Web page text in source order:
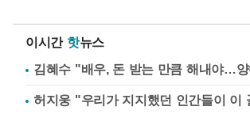
이시간 핫뉴스
김혜수 "배우, 돈 받는 만큼 해내야…
허지웅 "우리가 지지했던 인간들이 이